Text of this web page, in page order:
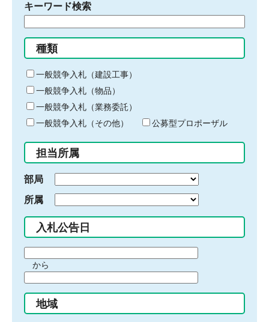
キーワード検索
る
キ
ー
ワ
ー
ド
入
力
種類
一般競争入札（建設工事）
一般競争入札（物品）
一般競争入札（業務委託）
一般競争入札（その他）
公募型プロポーザル
担当所属
部局
所属
入札公告日
間
始
り
から
間
終
地域